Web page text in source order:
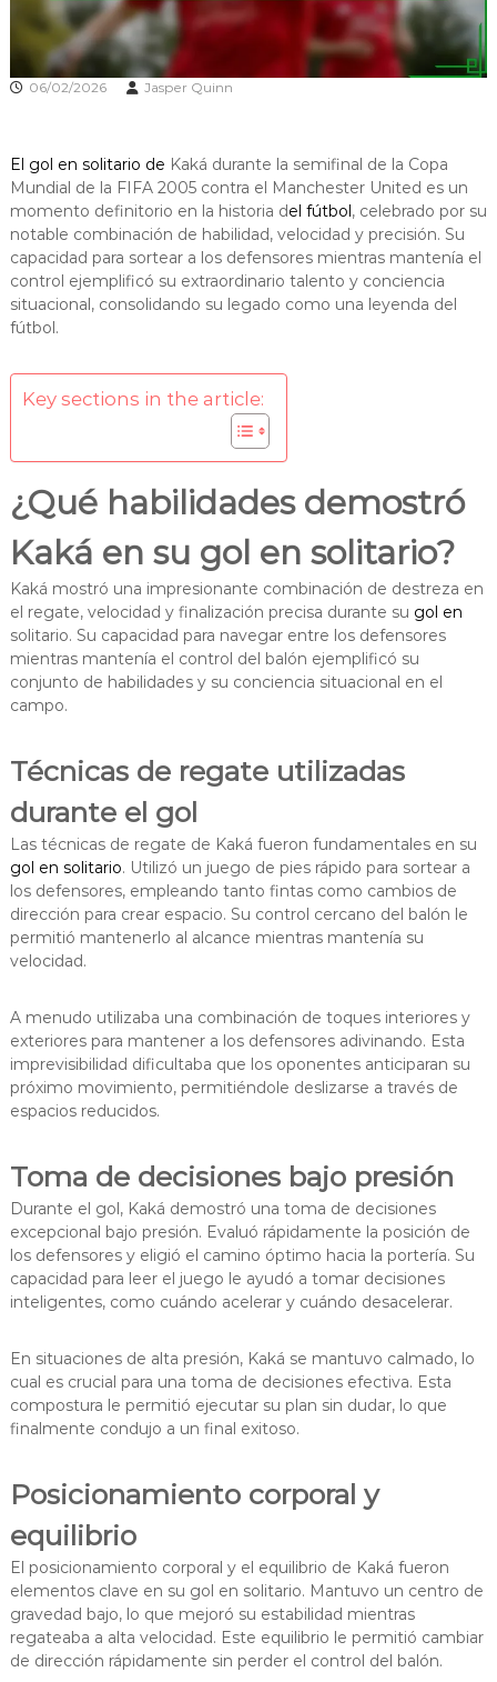
06/02/2026 Jasper Quinn
El gol en solitario de Kaká durante la semifinal de la Copa
Mundial de la FIFA 2005 contra el Manchester United es un
momento definitorio en la historia del fútbol, celebrado por su
notable combinación de habilidad, velocidad y precisión. Su
capacidad para sortear a los defensores mientras mantenía el
control ejemplificó su extraordinario talento y conciencia
situacional, consolidando su legado como una leyenda del
fútbol.
Key sections in the article:
¿Qué habilidades demostró
Kaká en su gol en solitario?
Kaká mostró una impresionante combinación de destreza en
el regate, velocidad y finalización precisa durante su gol en
solitario. Su capacidad para navegar entre los defensores
mientras mantenía el control del balón ejemplificó su
conjunto de habilidades y su conciencia situacional en el
campo.
Técnicas de regate utilizadas
durante el gol
Las técnicas de regate de Kaká fueron fundamentales en su
gol en solitario. Utilizó un juego de pies rápido para sortear a
los defensores, empleando tanto fintas como cambios de
dirección para crear espacio. Su control cercano del balón le
permitió mantenerlo al alcance mientras mantenía su
velocidad.
A menudo utilizaba una combinación de toques interiores y
exteriores para mantener a los defensores adivinando. Esta
imprevisibilidad dificultaba que los oponentes anticiparan su
próximo movimiento, permitiéndole deslizarse a través de
espacios reducidos.
Toma de decisiones bajo presión
Durante el gol, Kaká demostró una toma de decisiones
excepcional bajo presión. Evaluó rápidamente la posición de
los defensores y eligió el camino óptimo hacia la portería. Su
capacidad para leer el juego le ayudó a tomar decisiones
inteligentes, como cuándo acelerar y cuándo desacelerar.
En situaciones de alta presión, Kaká se mantuvo calmado, lo
cual es crucial para una toma de decisiones efectiva. Esta
compostura le permitió ejecutar su plan sin dudar, lo que
finalmente condujo a un final exitoso.
Posicionamiento corporal y
equilibrio
El posicionamiento corporal y el equilibrio de Kaká fueron
elementos clave en su gol en solitario. Mantuvo un centro de
gravedad bajo, lo que mejoró su estabilidad mientras
regateaba a alta velocidad. Este equilibrio le permitió cambiar
de dirección rápidamente sin perder el control del balón.